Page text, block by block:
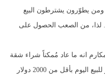
يطوّرون يشترطون البيع
لذا، من الصعب الحصول على
انه ما عاد مُمكناً شراء شقة
اليوم بـ 300 مليون ليرة، إذ لا يوجد عقار للبيع اليوم بأقل من 2000 دولار